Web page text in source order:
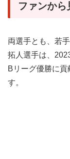
ファンから
両選手とも、若
拓人選手は、
Bリーグ優勝に
す。